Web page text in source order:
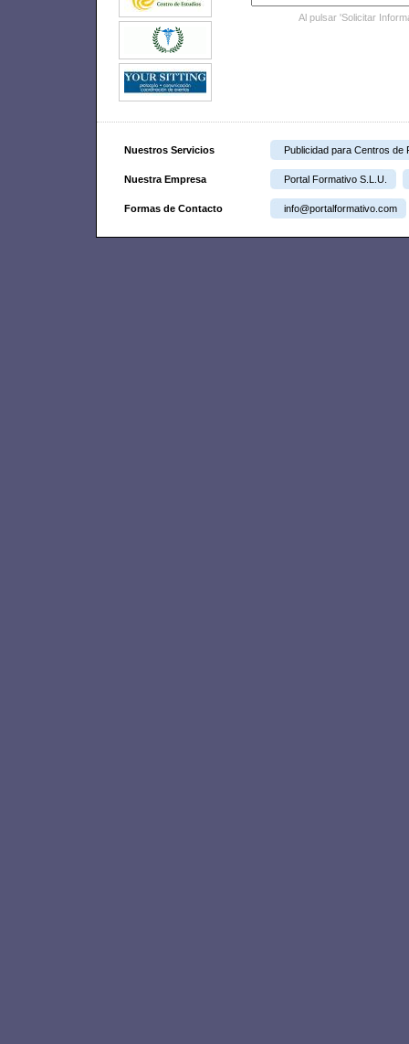
Al pulsar 'Solicitar
Nuestros Servicios Publicidad para Centros de
Nuestra Empresa Portal Formativo S.L.U.
Formas de Contacto info@portalformativo.com